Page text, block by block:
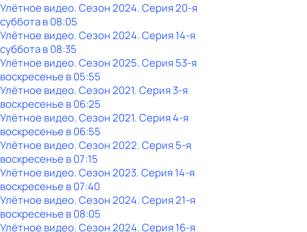
Улётное видео. Сезон 2024. Серия 20-я
субботав08:05
Улётное видео. Сезон 2024. Серия 14-я
субботав08:35
Улётное видео. Сезон 2025. Серия 53-я
воскресенье в05:55
Улётное видео. Сезон 2021. Серия 3-я
воскресенье в06:25
Улётное видео. Сезон 2021. Серия 4-я
воскресенье в06:55
Улётное видео. Сезон 2022. Серия 5-я
воскресенье в07:15
Улётное видео. Сезон 2023. Серия 14-я
воскресенье в07:40
Улётное видео. Сезон 2024. Серия 21-я
воскресенье в08:05
Улётное видео. Сезон 2024. Серия 16-я